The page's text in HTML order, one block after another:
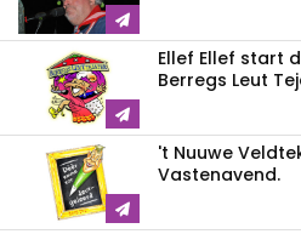
Ellef Ellef start
Berregs Leut
't Nuuwe
Vastenavend.